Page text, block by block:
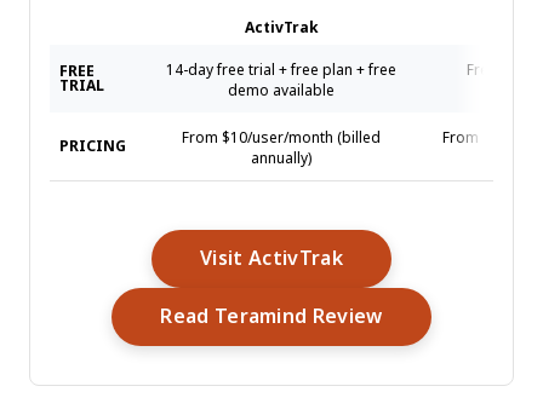
ActivTrak
FREE
TRIAL
14-day free trial + free plan + free
demo available
Free trial
PRICING
From $10/user/month (billed
annually)
From $14/
Visit ActivTrakOpens New Window
Read Teramind ReviewOpens New